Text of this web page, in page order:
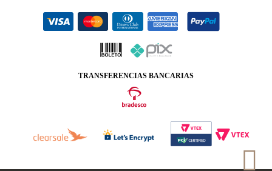
TRANSFERENCIAS BANCARIAS